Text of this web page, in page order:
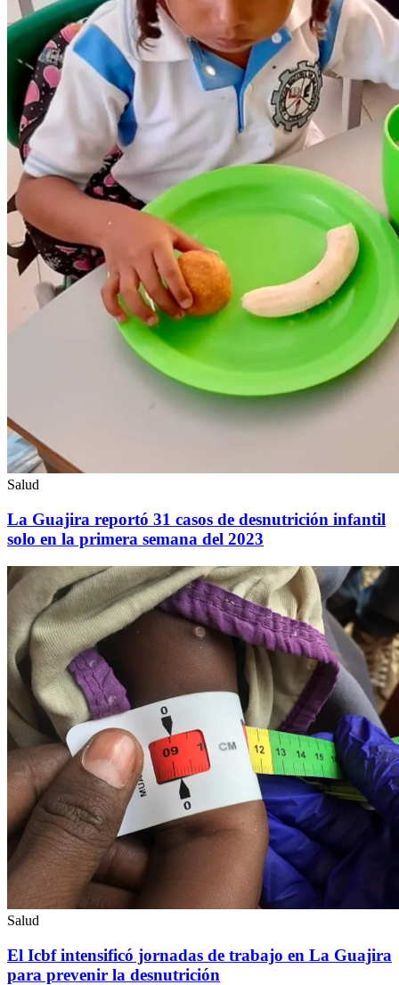
Salud
La Guajira reportó 31 casos de desnutrición infantil
solo en la primera semana del 2023
Salud
El Icbf intensificó jornadas de trabajo en La Guajira
para prevenir la desnutrición